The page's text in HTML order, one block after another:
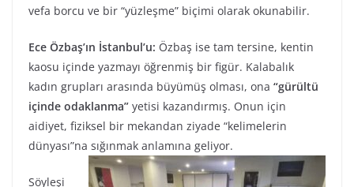
vefa borcu ve bir “yüzleşme” biçimi olarak okunabilir.
Ece Özbaş’ın İstanbul’u: Özbaş ise tam tersine, kentin
kaosu içinde yazmayı öğrenmiş bir figür. Kalabalık
kadın grupları arasında büyümüş olması, ona “gürültü
içinde odaklanma” yetisi kazandırmış. Onun için
aidiyet, fiziksel bir mekandan ziyade “kelimelerin
dünyası”na sığınmak anlamına geliyor.
Söyleşi